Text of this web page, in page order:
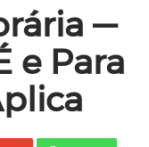
—
e Para